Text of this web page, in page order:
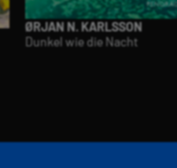
ØRJAN N. KARLSSON
Dunkel wie die Nacht